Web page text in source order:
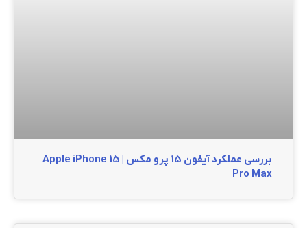
بررسی عملکرد آیفون 15 پرو مکس | Apple iPhone 15
Pro Max